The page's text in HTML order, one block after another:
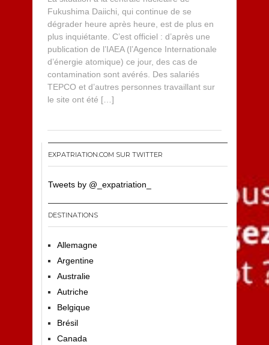
Fukushima Daiichi, qui continue de se
dégrader heure après heure, est de plus en
plus inquiétante. C’est officiel : d’après une
publication de l’IAEA (l’Agence Internationale
d’énergie atomique) ce jour, des cas de
contamination sont avérés. Des salariés
TEPCO et d’autres personnes travaillant sur
le site ont été […]
EXPATRIATION.COM SUR TWITTER
Tweets by @_expatriation_
DESTINATIONS
Allemagne
Argentine
Australie
Autriche
Belgique
Brésil
Canada